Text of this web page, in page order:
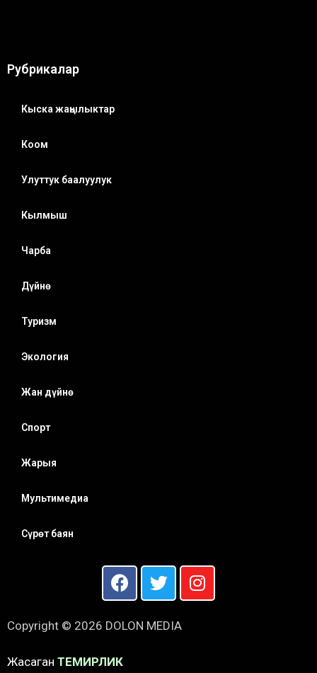
Рубрикалар
Кыска жаңылыктар
Коом
Улуттук баалуулук
Кылмыш
Чарба
Дүйнө
Туризм
Экология
Жан дүйнө
Спорт
Жарыя
Мультимедиа
Сүрөт баян
Copyright © 2026 DOLON MEDIA
Жасаган ТЕМИРЛИК